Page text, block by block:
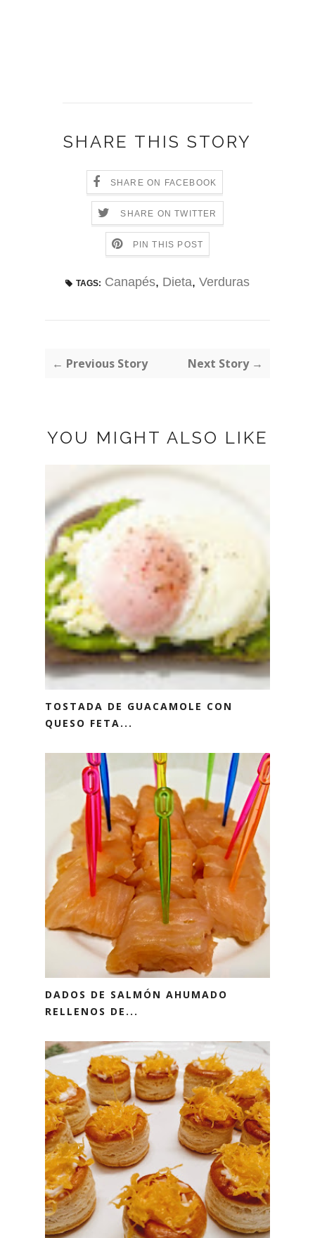
SHARE THIS STORY
SHARE ON FACEBOOK
SHARE ON TWITTER
PIN THIS POST
TAGS: Canapés, Dieta, Verduras
← Previous Story Next Story →
YOU MIGHT ALSO LIKE
TOSTADA DE GUACAMOLE CON
QUESO FETA...
DADOS DE SALMÓN AHUMADO
RELLENOS DE...